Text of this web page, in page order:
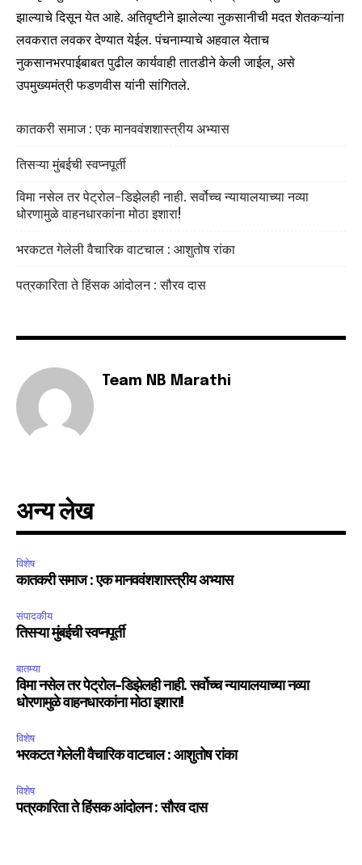
झाल्याचे दिसून येत आहे. अतिवृष्टीने झालेल्या नुकसानीची मदत शेतकऱ्यांना
लवकरात लवकर देण्यात येईल. पंचनाम्याचे अहवाल येताच
नुकसानभरपाईबाबत पुढील कार्यवाही तातडीने केली जाईल, असे
उपमुख्यमंत्री फडणवीस यांनी सांगितले.
कातकरी समाज : एक मानववंशशास्त्रीय अभ्यास
तिसऱ्या मुंबईची स्वप्नपूर्ती
विमा नसेल तर पेट्रोल-डिझेलही नाही. सर्वोच्च न्यायालयाच्या नव्या
धोरणामुळे वाहनधारकांना मोठा इशारा!
भरकटत गेलेली वैचारिक वाटचाल : आशुतोष रांका
पत्रकारिता ते हिंसक आंदोलन : सौरव दास
Team NB Marathi
अन्य लेख
विशेष
कातकरी समाज : एक मानववंशशास्त्रीय अभ्यास
संपादकीय
तिसऱ्या मुंबईची स्वप्नपूर्ती
बातम्या
विमा नसेल तर पेट्रोल-डिझेलही नाही. सर्वोच्च न्यायालयाच्या नव्या
धोरणामुळे वाहनधारकांना मोठा इशारा!
विशेष
भरकटत गेलेली वैचारिक वाटचाल : आशुतोष रांका
विशेष
पत्रकारिता ते हिंसक आंदोलन : सौरव दास